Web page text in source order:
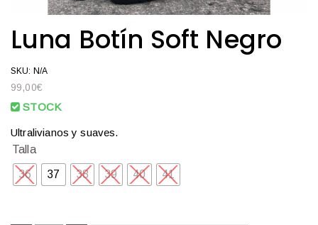
Luna Botín Soft Negro
SKU: N/A
99,00€
STOCK
Ultralivianos y suaves.
Talla
36 37 38 39 40 41